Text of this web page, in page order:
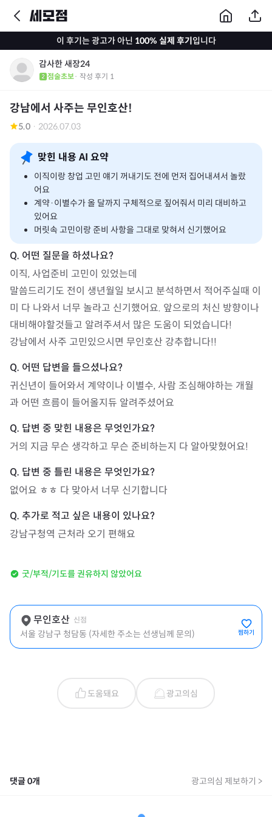
이 후기는 광고가 아닌 100% 실제 후기입니다
감사한 새장24
점술초보· 작성 후기 1
강남에서 사주는 무인호산!
5.0 · 2026.07.03
맞힌 내용 AI 요약
이직이랑 창업 고민 얘기 꺼내기도 전에 먼저 집어내셔서 놀랐
어요
계약·이별수가 올 달까지 구체적으로 짚어줘서 미리 대비하고
있어요
머릿속 고민이랑 준비 사항을 그대로 맞혀서 신기했어요
이직, 사업준비 고민이 있었는데
말씀드리기도 전이 생년월일 보시고 분석하면서 적어주실때 이
미 다 나와서 너무 놀라고 신기했어요. 앞으로의 처신 방향이나
대비해야할것들고 알려주셔서 많은 도움이 되었습니다!
강남에서 사주 고민있으시면 무인호산 강추합니다!!
귀신년이 들어와서 계약이나 이별수, 사람 조심해야하는 개월
과 어떤 흐름이 들어올지듀 알려주셨어요
거의 지금 무슨 생각하고 무슨 준비하는지 다 알아맞혔어요!
없어요 ㅎㅎ 다 맞아서 너무 신기합니다
강남구청역 근처라 오기 편해요
굿/부적/기도를 권유하지 않았어요
무인호산 신점
서울 강남구 청담동 (자세한 주소는 선생님께 문의) 찜하기
도움돼요 광고의심
댓글0개 광고의심 제보하기 >